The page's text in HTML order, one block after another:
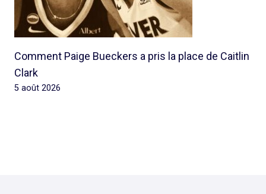
Comment Paige Bueckers a pris la place de Caitlin
Clark
5 août 2026